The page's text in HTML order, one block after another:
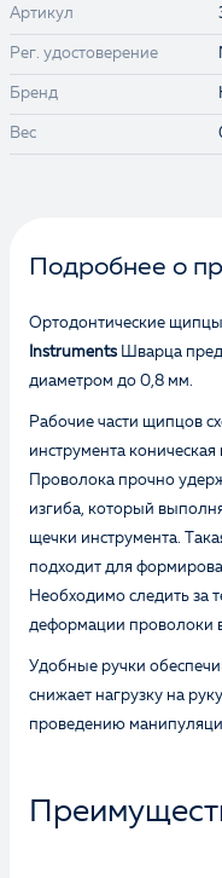
Артикул
Рег. удостоверение
Бренд
Вес
Подробнее о
Ортодонтические
Instruments Шварца
диаметром до 0,8 мм.
Рабочие части щипцов
инструмента
Проволока прочно
изгиба, который
щечки инструмента.
подходит для
Необходимо следить за
деформации проволоки в
Удобные ручки
снижает нагрузку на
проведению